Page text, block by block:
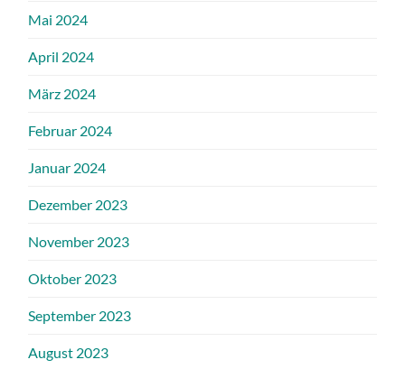
Mai 2024
April 2024
März 2024
Februar 2024
Januar 2024
Dezember 2023
November 2023
Oktober 2023
September 2023
August 2023